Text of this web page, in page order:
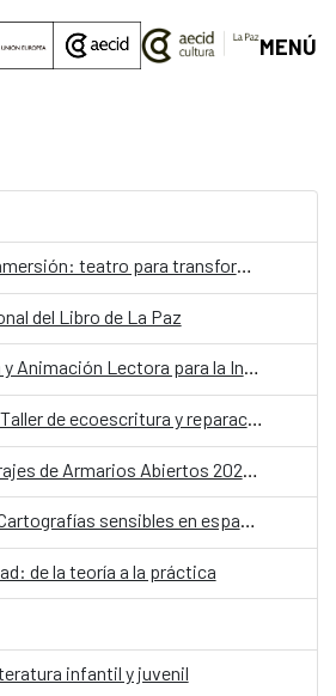
MENÚ
OI OI OI. Objetos e inmersión: teatro para transformar la escuela
del Libro de La Paz
Curso de Mediación y Animación Lectora para la Infancia – Lectores sin Frontera
Reproducir la vida: Taller de ecoescritura y reparación
Taller-laboratorio: Cartografías sensibles en espacios públicos
de la teoría a la práctica
infantil y juvenil